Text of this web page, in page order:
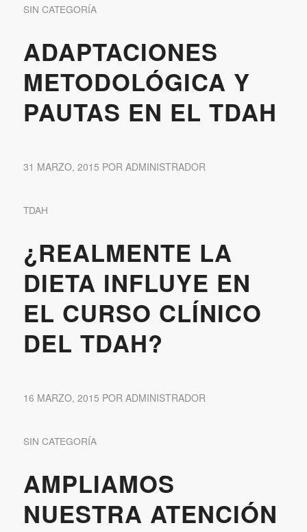
SIN CATEGORÍA
ADAPTACIONES
METODOLÓGICA Y
PAUTAS EN EL TDAH
31 MARZO, 2015 POR ADMINISTRADOR
TDAH
¿REALMENTE LA
DIETA INFLUYE EN
EL CURSO CLÍNICO
DEL TDAH?
16 MARZO, 2015 POR ADMINISTRADOR
SIN CATEGORÍA
AMPLIAMOS
NUESTRA ATENCIÓN